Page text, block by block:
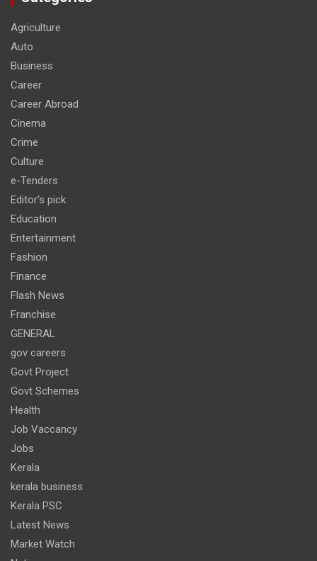
Agriculture
Auto
Business
Career
Career Abroad
Cinema
Crime
Culture
e-Tenders
Editor's pick
Education
Entertainment
Fashion
Finance
Flash News
Franchise
GENERAL
gov careers
Govt Project
Govt Schemes
Health
Job Vaccancy
Jobs
Kerala
kerala business
Kerala PSC
Latest News
Market Watch